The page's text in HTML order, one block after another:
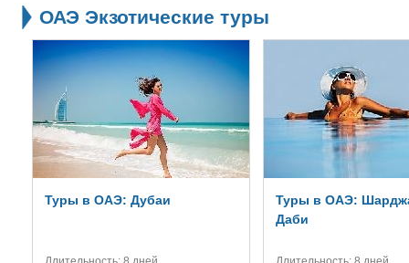
ОАЭ Экзотические туры
Туры в ОАЭ: Дубаи
Туры в ОАЭ:
Даби